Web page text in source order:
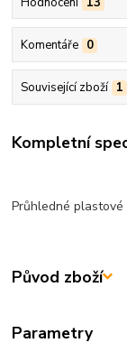
Komentáře 0
Související zboží 1
Kompletní
Průhledné plastové
Původ zboží
Parametry